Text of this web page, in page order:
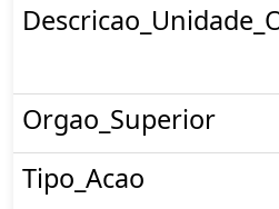
Orgao_Superior
Tipo_Acao